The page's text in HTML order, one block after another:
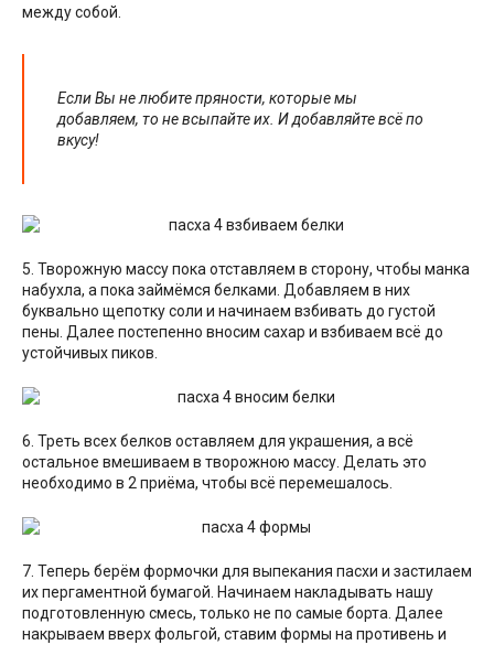
между собой.
Если Вы не любите пряности, которые мы
добавляем, то не всыпайте их. И добавляйте всё по
вкусу!
5. Творожную массу пока отставляем в сторону, чтобы манка
набухла, а пока займёмся белками. Добавляем в них
буквально щепотку соли и начинаем взбивать до густой
пены. Далее постепенно вносим сахар и взбиваем всё до
устойчивых пиков.
6. Треть всех белков оставляем для украшения, а всё
остальное вмешиваем в творожною массу. Делать это
необходимо в 2 приёма, чтобы всё перемешалось.
7. Теперь берём формочки для выпекания пасхи и застилаем
их пергаментной бумагой. Начинаем накладывать нашу
подготовленную смесь, только не по самые борта. Далее
накрываем вверх фольгой, ставим формы на противень и